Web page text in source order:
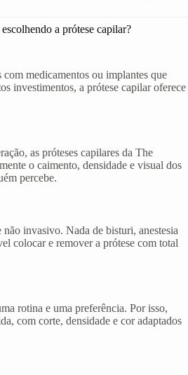
a prótese capilar?
medicamentos ou implantes que
investimentos, a prótese capilar oferece
as próteses capilares da The
o caimento, densidade e visual dos
percebe.
invasivo. Nada de bisturi, anestesia
colocar e remover a prótese com total
rotina e uma preferência. Por isso,
com corte, densidade e cor adaptados